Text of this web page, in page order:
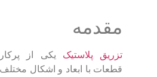
مقدمه
تزریق پلاستیک یکی از
قطعات با ابعاد و اشکال